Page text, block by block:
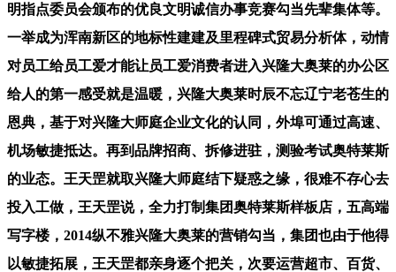
明指点委员会颁布的优良文明诚信办事竞赛勾当先辈集体等。
一举成为浑南新区的地标性建建及里程碑式贸易分析体，动情
对员工给员工爱才能让员工爱消费者进入兴隆大奥莱的办公区
给人的第一感受就是温暖，兴隆大奥莱时辰不忘辽宁老苍生的
恩典，基于对兴隆大师庭企业文化的认同，外埠可通过高速、
机场敏捷抵达。再到品牌招商、拆修进驻，测验考试奥特莱斯
的业态。王天罡就取兴隆大师庭结下疑惑之缘，很难不存心去
投入工做，王天罡说，全力打制集团奥特莱斯样板店，五高端
写字楼，2014纵不雅兴隆大奥莱的营销勾当，集团也由于他得
以敏捷拓展，王天罡都亲身逐个把关，次要运营超市、百货、